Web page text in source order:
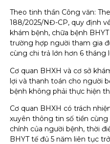
Theo tinh thần Công văn:
188/2025/NĐ-CP, quy định
khám bệnh, chữa bệnh
trường hợp người tham gia
cùng chi trả lớn hơn 6 tháng
Cơ quan BHXH và cơ sở
lợi và thanh toán cho người
bệnh không phải thực hiện
Cơ quan BHXH có trách
xuyên thông tin số tiền
chính của người bệnh, thời
BHYT tế đủ 5 năm liên tục